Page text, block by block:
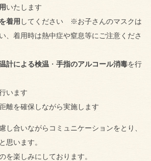
いたします
着用 してください ※お子さんのマスクは
、着用時は熱中症や窒息等にご注意くださ
計による検温 ・ 手指のアルコール消毒を行
います
離を確保しながら実施します
し合いながらコミュニケーションをとり、
思います。
を楽しみにしております。